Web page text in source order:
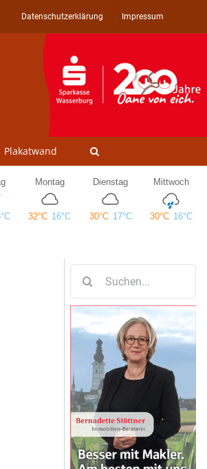
Datenschutzerklärung Impressum
Plakatwand
nach: